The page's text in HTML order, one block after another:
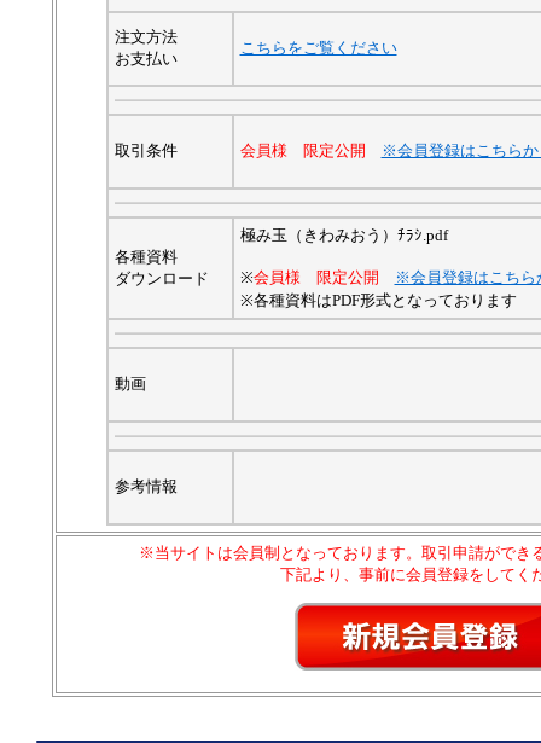
注文方法
お支払い
こちらをご覧ください
取引条件 会員様 限定公開 ※会員登録はこちらか
各種資料
ダウンロード
極み玉（きわみおう）ﾁﾗｼ.pdf
※会員様 限定公開
※会員登録はこちら
※各種資料はPDF形式となっております
動画
参考情報
※当サイトは会員制となっております。取引申請ができ
下記より、事前に会員登録をしてく